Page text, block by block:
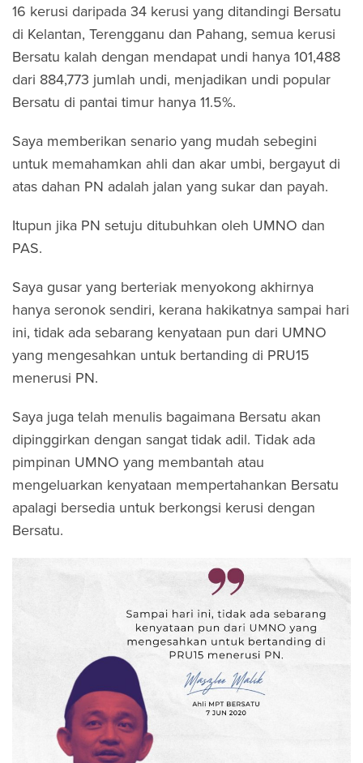
16 kerusi daripada 34 kerusi yang ditandingi Bersatu
di Kelantan, Terengganu dan Pahang, semua kerusi
Bersatu kalah dengan mendapat undi hanya 101,488
dari 884,773 jumlah undi, menjadikan undi popular
Bersatu di pantai timur hanya 11.5%.
Saya memberikan senario yang mudah sebegini
untuk memahamkan ahli dan akar umbi, bergayut di
atas dahan PN adalah jalan yang sukar dan payah.
Itupun jika PN setuju ditubuhkan oleh UMNO dan
PAS.
Saya gusar yang berteriak menyokong akhirnya
hanya seronok sendiri, kerana hakikatnya sampai hari
ini, tidak ada sebarang kenyataan pun dari UMNO
yang mengesahkan untuk bertanding di PRU15
menerusi PN.
Saya juga telah menulis bagaimana Bersatu akan
dipinggirkan dengan sangat tidak adil. Tidak ada
pimpinan UMNO yang membantah atau
mengeluarkan kenyataan mempertahankan Bersatu
apalagi bersedia untuk berkongsi kerusi dengan
Bersatu.